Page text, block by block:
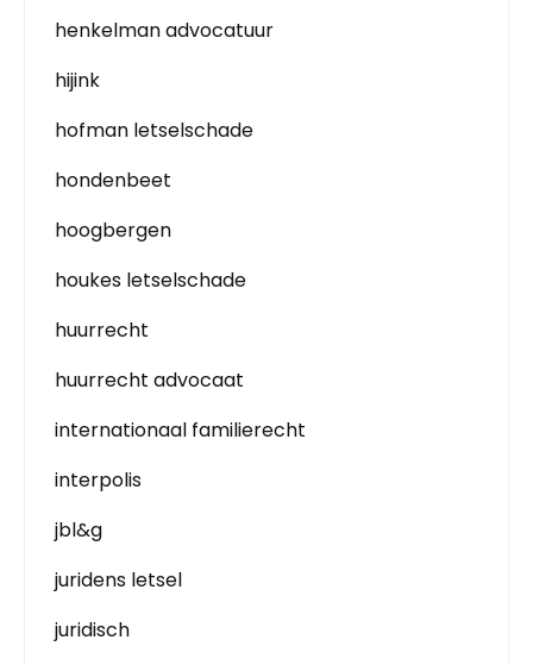
henkelman advocatuur
hijink
hofman letselschade
hondenbeet
hoogbergen
houkes letselschade
huurrecht
huurrecht advocaat
internationaal familierecht
interpolis
jbl&g
juridens letsel
juridisch